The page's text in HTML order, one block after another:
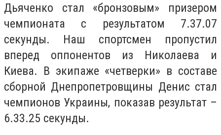
Дьяченко стал «бронзовым» призером
чемпионата с результатом 7.37.07
секунды. Наш спортсмен пропустил
вперед оппонентов из Николаева и
Киева. В экипаже «четверки» в составе
сборной Днепропетровщины Денис стал
чемпионов Украины, показав результат –
6.33.25 секунды.